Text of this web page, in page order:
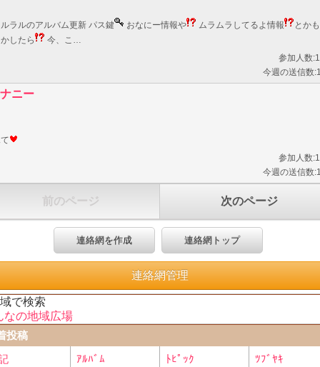
ラルのアルバム更新 パス鍵 おなにー情報や ムラムラしてるよ情報
とか
したら
今、こ…
参加人数
今週の送信数
ニー
参加人数
今週の送信数
前のページ 次のページ
連絡網を作成 連絡網トップ
連絡網管理
で検索
なの地域広場
投稿
ｱﾙﾊﾞﾑ ﾄﾋﾟｯｸ
ﾂﾌﾞﾔｷ